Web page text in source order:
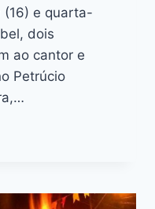
(16) e quarta-
dois
ao cantor e
Petrúcio